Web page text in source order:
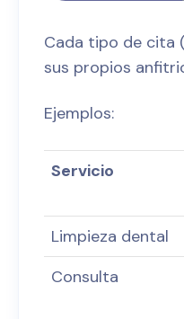
Cada tipo de cita
sus propios
Ejemplos:
Servicio
Limpieza dental
Consulta